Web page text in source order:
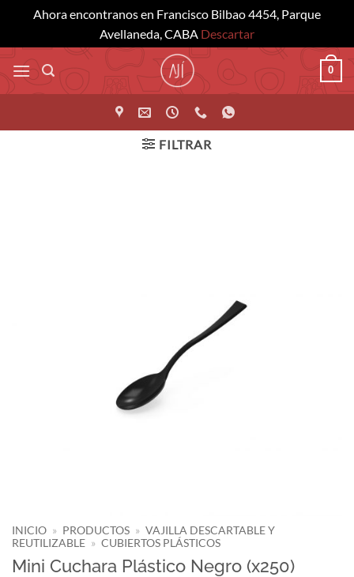
Ahora encontranos en Francisco Bilbao 4454, Parque
Avellaneda, CABA Descartar
Saltar
al
contenido
0
FILTRAR
INICIO » PRODUCTOS » VAJILLA DESCARTABLE Y
REUTILIZABLE » CUBIERTOS PLÁSTICOS
Mini Cuchara Plástico Negro (x250)